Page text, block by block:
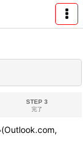
STEP 3
完了
(Outlook.com,